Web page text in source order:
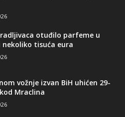
otuđilo parfeme u
tisuća eura
vožnje izvan BiH uhićen 29-
Mraclina